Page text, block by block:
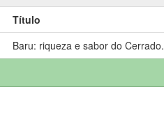
Título
Baru: riqueza e sabor do Cerrado.